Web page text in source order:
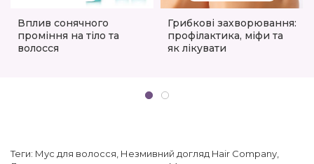
Вплив сонячного
проміння на тіло та
волосся
Грибкові захворювання:
профілактика, міфи та
як лікувати
Теги: Мус для волосся Незмивний догляд Hair Company